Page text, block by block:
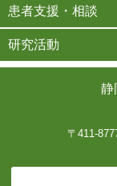
患者支援・相談
研究活動
静
〒411-